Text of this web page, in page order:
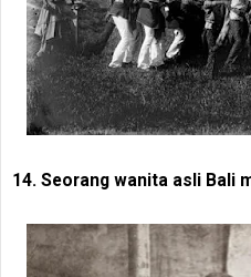
14. Seorang wanita asli Bali